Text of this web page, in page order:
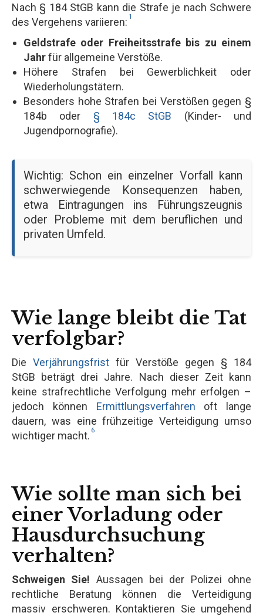
Nach § 184 StGB kann die Strafe je nach Schwere
des Vergehens variieren: 1
Geldstrafe oder Freiheitsstrafe bis zu einem
Jahrfür allgemeine Verstöße.
Höhere Strafen bei Gewerblichkeit oder
Wiederholungstätern.
Besonders hohe Strafen bei Verstößen gegen §
184b oder § 184c StGB (Kinder- und
Jugendpornografie).
Wichtig: Schon ein einzelner Vorfall kann
schwerwiegende Konsequenzen haben,
etwa Eintragungen ins Führungszeugnis
oder Probleme mit dem beruflichen und
privaten Umfeld.
Wie lange bleibt die Tat
verfolgbar?
Die Verjährungsfrist für Verstöße gegen § 184
StGB beträgt drei Jahre. Nach dieser Zeit kann
keine strafrechtliche Verfolgung mehr erfolgen –
jedoch können Ermittlungsverfahren oft lange
dauern, was eine frühzeitige Verteidigung umso
wichtiger macht. 6
Wie sollte man sich bei
einer Vorladung oder
Hausdurchsuchung
verhalten?
Schweigen Sie! Aussagen bei der Polizei ohne
rechtliche Beratung können die Verteidigung
massiv erschweren. Kontaktieren Sie umgehend